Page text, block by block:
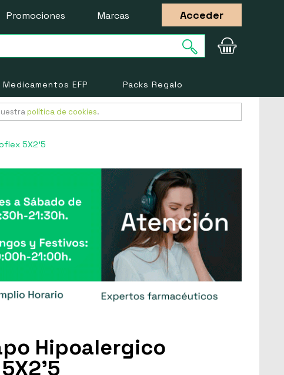
Promociones Marcas Acceder
Medicamentos EFP Packs Regalo
política de cookies.
5X2'5
Hipoalergico